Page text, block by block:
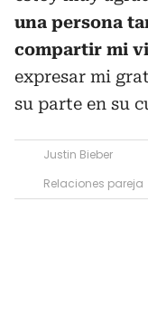
una persona
compartir mi
expresar mi
su parte en su
Justin Bieber
Relaciones pareja